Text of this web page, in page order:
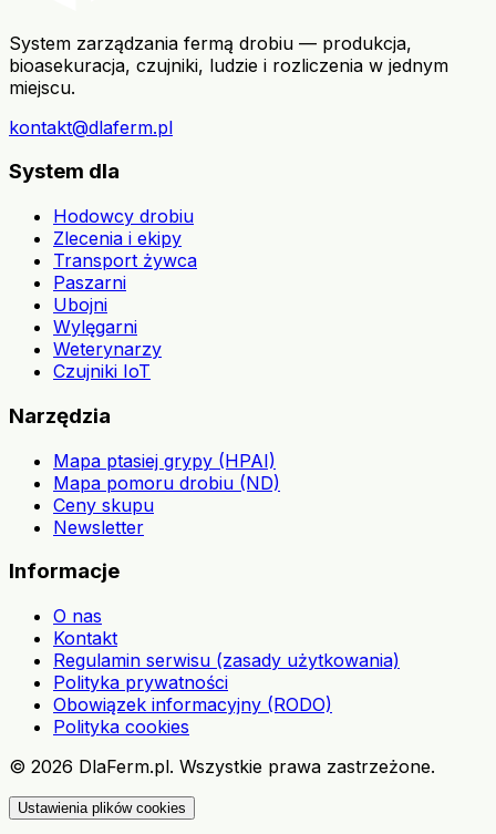
System zarządzania fermą drobiu — produkcja,
bioasekuracja, czujniki, ludzie i rozliczenia w jednym
miejscu.
kontakt@dlaferm.pl
System dla
Hodowcy drobiu
Zlecenia i ekipy
Transport żywca
Paszarni
Ubojni
Wylęgarni
Weterynarzy
Czujniki IoT
Narzędzia
Mapa ptasiej grypy (HPAI)
Mapa pomoru drobiu (ND)
Ceny skupu
Newsletter
Informacje
O nas
Kontakt
Regulamin serwisu (zasady użytkowania)
Polityka prywatności
Obowiązek informacyjny (RODO)
Polityka cookies
© 2026 DlaFerm.pl. Wszystkie prawa zastrzeżone.
Ustawienia plików cookies